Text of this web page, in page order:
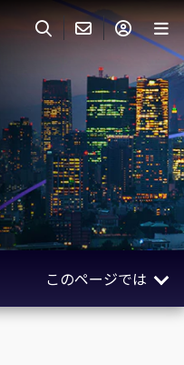
合わせ
ント
このページでは
概要